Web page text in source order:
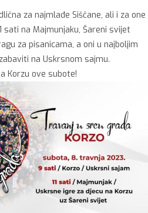
za najmlađe Siščane, ali i za one
sati na Majmunjaku, Šareni svijet
za pisanicama, a oni u najboljim
na Uskrsnom sajmu.
Korzu ove subote!